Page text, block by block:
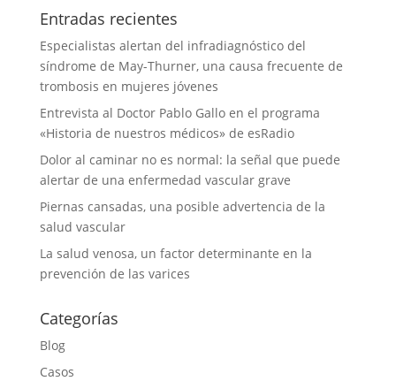
Entradas recientes
Especialistas alertan del infradiagnóstico del
síndrome de May-Thurner, una causa frecuente de
trombosis en mujeres jóvenes
Entrevista al Doctor Pablo Gallo en el programa
«Historia de nuestros médicos» de esRadio
Dolor al caminar no es normal: la señal que puede
alertar de una enfermedad vascular grave
Piernas cansadas, una posible advertencia de la
salud vascular
La salud venosa, un factor determinante en la
prevención de las varices
Categorías
Blog
Casos